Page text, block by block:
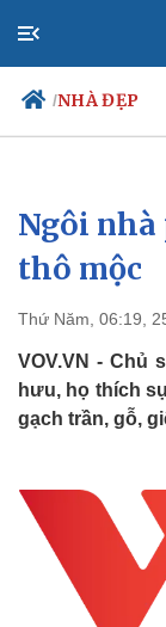
/NHÀ ĐẸP
Chính trị
Đảng
Tổ chức nhân sự
Nhận diện sự thật
Ngôi nhà
thô mộc
Thứ Năm, 06:19,
VOV.VN - Chủ
hưu, họ thích
gạch trần, gỗ,